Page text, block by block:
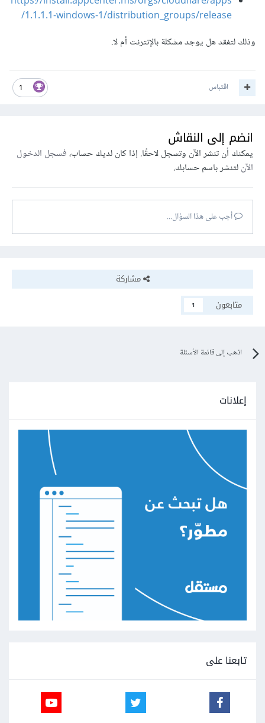
/1.1.1.1-windows-1/distribution_groups/release
وذلك لتفقد هل يوجد مشكلة بالإنترنت أم لا.
1 اقتباس
انضم إلى النقاش
يمكنك أن تنشر الآن وتسجل لاحقًا. إذا كان لديك حساب،فسجل الدخول
الآنلتنشر باسم حسابك.
أجب على هذا السؤال...
مشاركة
متابعون
1
اذهب إلى قائمة الأسئلة
إعلانات
تابعنا على